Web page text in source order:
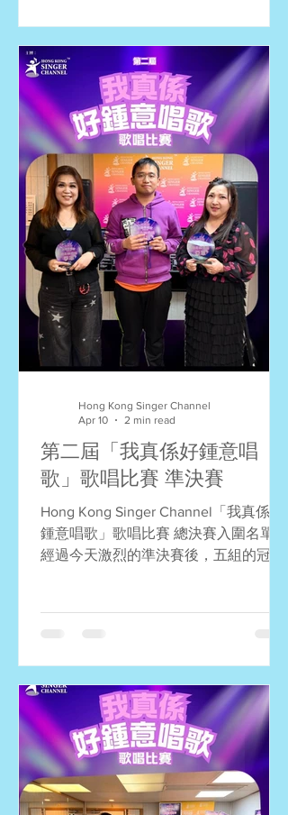
「我真係好鍾意唱歌」歌唱比賽的意
義！ 4月4日，在香港國際會議展覽中心
的大舞台上，我們完成了第二屆「我真
係好鍾意唱歌」總決賽，作為「香港國
際試食節暨優質食品博覽2026」重點節
目之一。當天台上台下的一情一景還歷
歷在目，讓我們從相片中一起回味，把
美麗回憶收在心裡！記住睇到尾，有很
多有趣的花絮照！ 十優歌手 總冠軍：
何冠駒 (自卑) 總亞軍：鄭苑瑛 (我不難
過) 總季軍：鄭翠嫻 (In Love Again) 第
四名：陶芷澄 (多遠都要在一起) 第五
名：林宇宸 (在夜裡跳舞) 第六名：顏沛
鈺 (那些你很冒險的夢) 第七名：黃詩慧
(Natural Woman) 第八名：許善琳 (單戀
這件小事) 第九名：嚴志恒 (我們) 第十
名：萬皓榮 (一雙手) 顏志恒評判特選
第二屆「我真係好鍾意唱
歌」歌唱比賽 準決賽
Hong Kong Singer Channel「我真係好
鍾意唱歌」歌唱比賽 總決賽入圍名單
經過今天激烈的準決賽後，五組的冠、
他們將會在4月4日齊齊踏上灣仔會議展
覽中心的大舞台，在總決賽中爭奪終極
殊榮。我們將以電郵通知入圍者有關總
決賽的安排，大家加油！ 國語歌曲組
冠軍：鄭苑瑛 (我不難過) 亞軍：鄭翠嫻
(心痛) 季軍：顏沛鈺 (那些你很冒險的
夢) 英文歌曲組 冠軍：黃詩慧 (Natural
Hong Kong Singer Channel
Apr 10
2 min read